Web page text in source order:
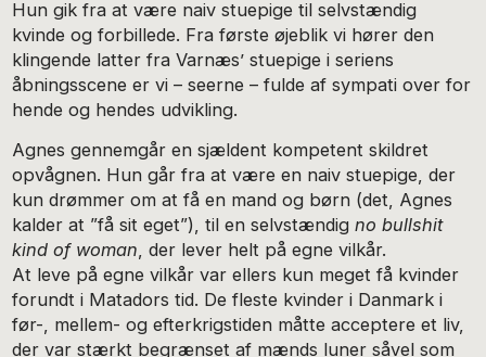
Hun gik fra at være naiv stuepige til selvstændig
kvinde og forbillede. Fra første øjeblik vi hører den
klingende latter fra Varnæs’ stuepige i seriens
åbningsscene er vi – seerne – fulde af sympati over for
hende og hendes udvikling.
Agnes gennemgår en sjældent kompetent skildret
opvågnen. Hun går fra at være en naiv stuepige, der
kun drømmer om at få en mand og børn (det, Agnes
kalder at ”få sit eget”), til en selvstændigno bullshit
kind of woman , der lever helt på egne vilkår.
At leve på egne vilkår var ellers kun meget få kvinder
forundt i Matadors tid. De fleste kvinder i Danmark i
før-, mellem- og efterkrigstiden måtte acceptere et liv,
der var stærkt begrænset af mænds luner såvel som